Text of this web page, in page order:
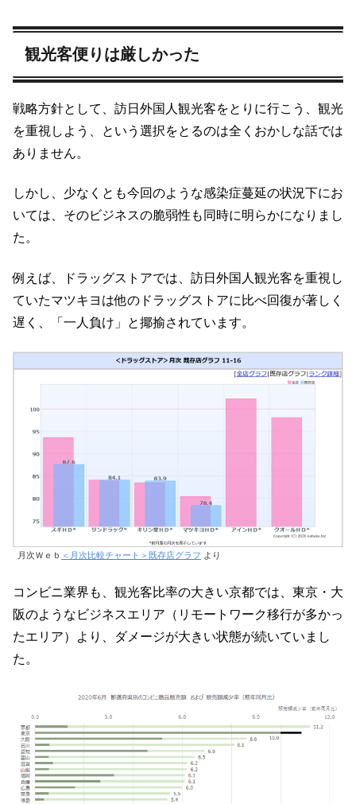
観光客便りは厳しかった
戦略方針として、訪日外国人観光客をとりに行こう、観光
を重視しよう、という選択をとるのは全くおかしな話では
ありません。
しかし、少なくとも今回のような感染症蔓延の状況下にお
いては、そのビジネスの脆弱性も同時に明らかになりまし
た。
例えば、ドラッグストアでは、訪日外国人観光客を重視し
ていたマツキヨは他のドラッグストアに比べ回復が著しく
遅く、「一人負け」と揶揄されています。
月次Ｗｅｂ ＜月次比較チャート＞既存店グラフ より
コンビニ業界も、観光客比率の大きい京都では、東京・大
阪のようなビジネスエリア（リモートワーク移行が多かっ
たエリア）より、ダメージが大きい状態が続いていまし
た。